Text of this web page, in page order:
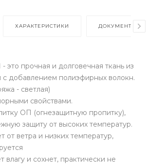
ХАРАКТЕРИСТИКИ ДОКУМЕНТЫ
- это прочная и долговечная ткань из
с добавлением полиэфирных волокн.
- светлая)
свойствами.
ОП (огнезащитную пропитку),
защиту от высоких температур.
ветра и низких температур,
влагу и сохнет, практически не